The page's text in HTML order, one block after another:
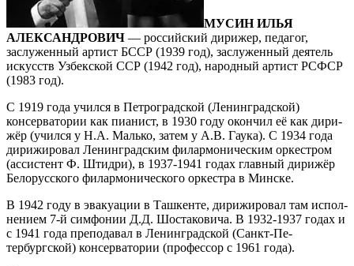
МУСИН ИЛЬЯ
АЛЕКСАНДРОВИЧ — российский дирижер, педагог,
заслуженный артист БССР (1939 год), заслуженный дея­тель
ис­кусств Узбекской ССР (1942 год), народный артист РСФСР
(1983 год).
С 1919 года учил­ся в Петроградской (Ле­нинградской)
консерватории как пиа­нист, в 1930 году окон­чил её как ди­ри­
жёр (учил­ся у Н.А. Маль­ко, за­тем у А.В. Гау­ка). С 1934 года
ди­ри­жи­ро­вал Ле­нинградским фи­лар­мо­ническим ор­ке­ст­ром
(ас­си­стент Ф. Штид­ри), в 1937-1941 годах главный ди­ри­жёр
Бе­ло­русского фи­лар­мо­нического ор­ке­ст­ра в Мин­ске.
В 1942 году в эва­куа­ции в Таш­кен­те, ди­ри­жи­ро­вал там ис­пол­
не­ни­ем 7-й сим­фо­нии Д.Д. Шос­та­ко­ви­ча. В 1932-1937 годах и
с 1941 года пре­по­да­вал в Ле­нинградской (Санкт-Пе­
тербургской) консерватории (профессор с 1961 года).